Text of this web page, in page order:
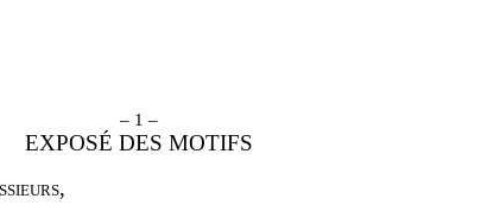
– 1 –
EXPOSÉ DES MOTIFS
,